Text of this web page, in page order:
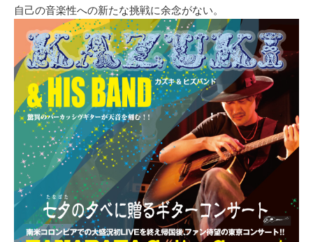
自己の音楽性への新たな挑戦に余念がない。